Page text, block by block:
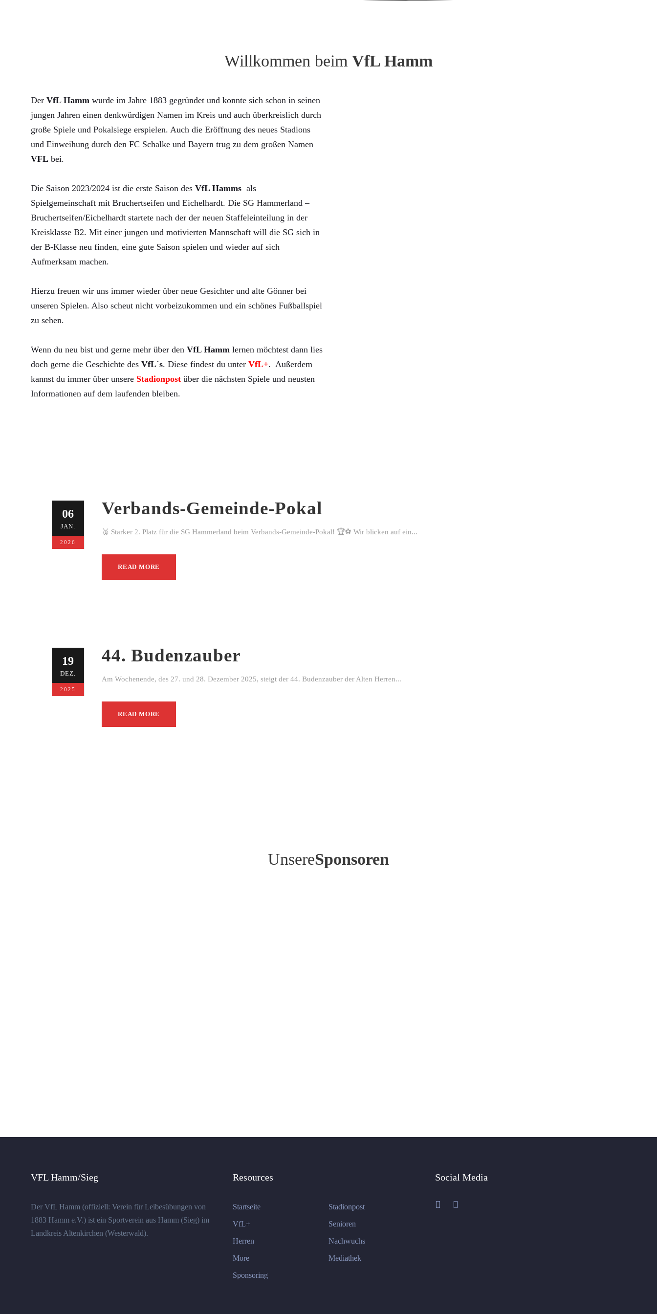
Willkommen beim VfL Hamm
Der VfL Hamm wurde im Jahre 1883 gegründet und konnte sich schon in seinen
jungen Jahren einen denkwürdigen Namen im Kreis und auch überkreislich durch
große Spiele und Pokalsiege erspielen. Auch die Eröffnung des neues Stadions
und Einweihung durch den FC Schalke und Bayern trug zu dem großen Namen
VFL bei.
Die Saison 2023/2024 ist die erste Saison des VfL Hamms als
Spielgemeinschaft mit Bruchertseifen und Eichelhardt. Die SG Hammerland –
Bruchertseifen/Eichelhardt startete nach der der neuen Staffeleinteilung in der
Kreisklasse B2. Mit einer jungen und motivierten Mannschaft will die SG sich in
der B-Klasse neu finden, eine gute Saison spielen und wieder auf sich
Aufmerksam machen.
Hierzu freuen wir uns immer wieder über neue Gesichter und alte Gönner bei
unseren Spielen. Also scheut nicht vorbeizukommen und ein schönes Fußballspiel
zu sehen.
Wenn du neu bist und gerne mehr über den VfL Hamm lernen möchtest dann lies
doch gerne die Geschichte des VfL´s. Diese findest du unter VfL+. Außerdem
kannst du immer über unsere Stadionpost über die nächsten Spiele und neusten
Informationen auf dem laufenden bleiben.
06
JAN.
2026
Verbands-Gemeinde-Pokal
🥈 Starker 2. Platz für die SG Hammerland beim Verbands-Gemeinde-Pokal! 🏆⚽ Wir blicken auf ein...
READ MORE
19
DEZ.
2025
44. Budenzauber
Am Wochenende, des 27. und 28. Dezember 2025, steigt der 44. Budenzauber der Alten Herren...
READ MORE
UnsereSponsoren
VFL Hamm/Sieg
Der VfL Hamm (offiziell: Verein für Leibesübungen von
1883 Hamm e.V.) ist ein Sportverein aus Hamm (Sieg) im
Landkreis Altenkirchen (Westerwald).
Resources
Startseite Stadionpost
VfL+ Senioren
Herren Nachwuchs
More Mediathek
Sponsoring
Social Media